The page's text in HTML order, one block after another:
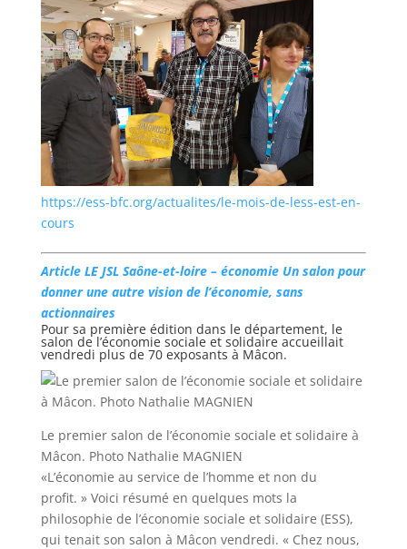
https://ess-bfc.org/actualites/le-mois-de-less-est-en-
cours
Article LE JSL Saône-et-loire – économieUn salon pour
donner une autre vision de l’économie, sans
actionnaires
Pour sa première édition dans le département, le
salon de l’économie sociale et solidaire accueillait
vendredi plus de 70 exposants à Mâcon.
Le premier salon de l’économie sociale et solidaire à
Mâcon. Photo Nathalie MAGNIEN
«L’économie au service de l’homme et non du
profit. » Voici résumé en quelques mots la
philosophie de l’économie sociale et solidaire (ESS),
qui tenait son salon à Mâcon vendredi. « Chez nous,